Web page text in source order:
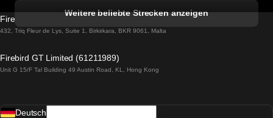
Züge von Lissabon nach Lagos
Züge von Lissabon nach Madrid
Weitere beliebte Strecken anzeigen
Firebird GT Limited (OC 1451)
432, Triq Fleur de Lys, Suite 1, Birkirkara, BKR 9061, Malta
Firebird GT Limited (61211989)
Unit G 15/F Tal Building 49 Austin Road, KL, Hong Kong
Deutsch